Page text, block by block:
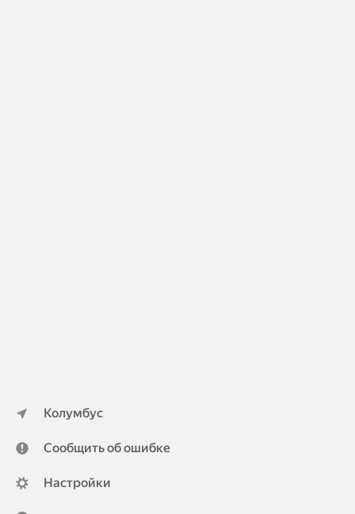
Колумбус
Сообщить об ошибке
Настройки